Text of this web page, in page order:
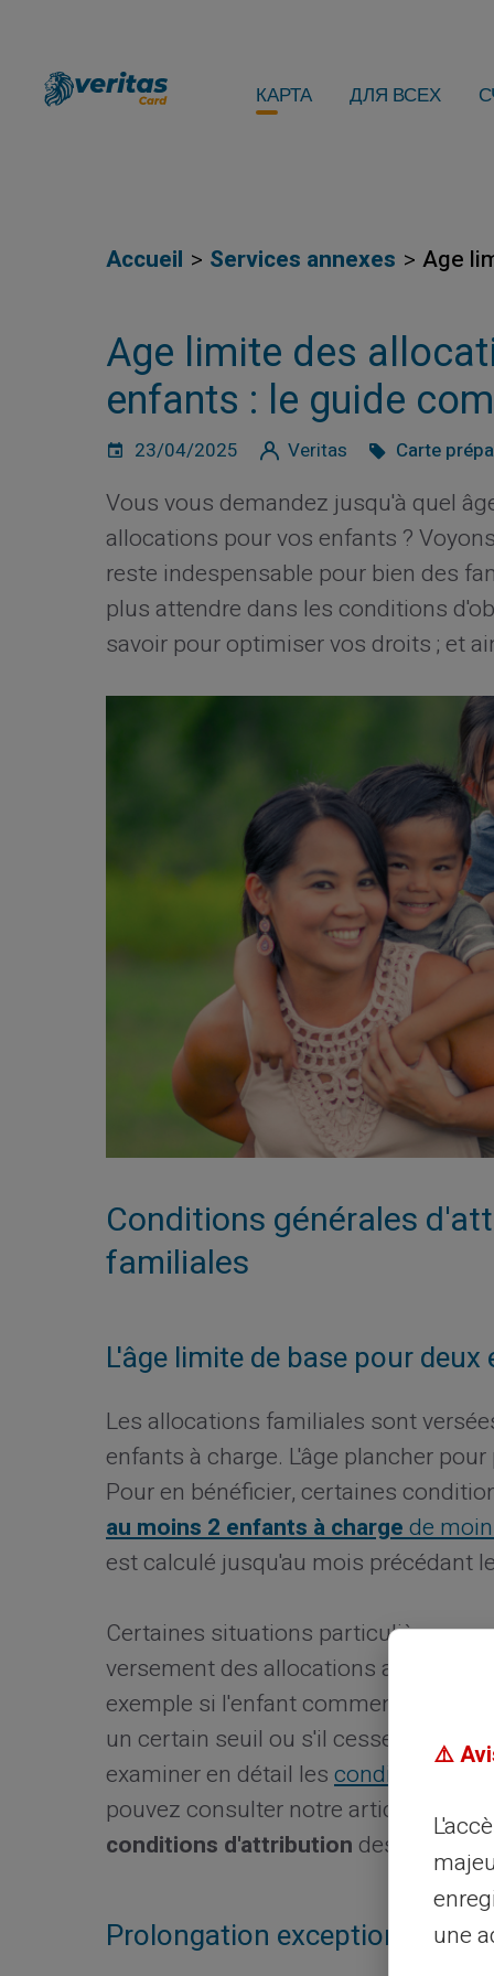
КАРТА ДЛЯ ВСЕХ
Accueil Services annexes Age
Age limite des
enfants : le guide
23/04/2025 Veritas Carte
Vous vous demandez jusqu'à quel
allocations pour vos enfants ?
reste indespensable pour bien des
plus attendre dans les conditions
savoir pour optimiser vos droits ; et
Conditions générales
familiales
L'âge limite de base pour
Les allocations familiales sont
enfants à charge. L'âge plancher
Pour en bénéficier, certaines
au moins 2 enfants à chargede
est calculé jusqu'au mois précédant
Certaines situations particulières
versement des allocations avant cet
exemple si l'enfant commence à
un certain seuil ou s'il cesse d'être
examiner en détail lesconditions
pouvez consulter notre article dédié.
conditions d'attribution des
Prolongation exceptionnelle
⚠️
une